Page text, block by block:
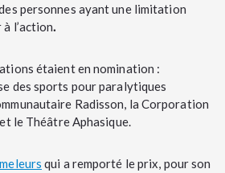
personnes ayant une limitation
l’action.
étaient en nomination :
des sports pour paralytiques
Radisson, la Corporation
le Théâtre Aphasique.
qui a remporté le prix, pour son